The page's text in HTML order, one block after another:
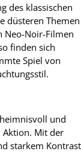
des klassischen
düsteren Themen
Neo-Noir-Filmen
finden sich
Spiel von
und
Aktion. Mit der
starkem Kontrast